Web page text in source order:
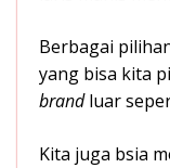
Berbagai
yang bisa kita
brandluar
Kita juga bsia